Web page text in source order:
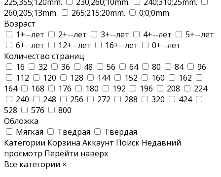
225;355;120mm. 230;260;10mm.
240;310;25mm.
260;205;13mm.
265;215;20mm.
0;0;0mm.
Возраст
1+--лет
2+--лет 3+--лет 4+--лет
5+--лет
6+--лет
12+--лет 16+--лет
0+--лет
Количество страниц
16
32 36 48 56 64 80 84
96
112
120 128 144 152 160
162
164
168 176 180 192 196 208
224
240
248 256 272 288 320
424
528
576
800
Обложка
Мягкая
Тведрая
Твёрдая
Категории Корзина Аккаунт Поиск Недавний
просмотр Перейти наверх
Все категории ×